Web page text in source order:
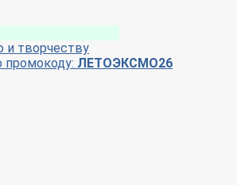
и творчеству
промокоду: ЛЕТОЭКСМО26